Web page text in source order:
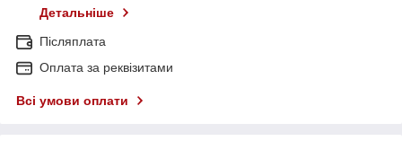
Детальніше
Післяплата
Оплата за реквізитами
Всі умови оплати